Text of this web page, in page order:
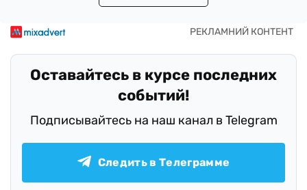
Оставайтесь в курсе последних
событий!
Подписывайтесь на наш канал в Telegram
Следить в Телеграмме